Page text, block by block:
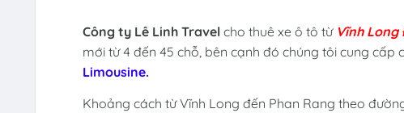
Công ty Lê Linh Travelcho thuê xe ô tô từ Vĩnh Long
mới từ 4 đến 45 chỗ, bên cạnh đó chúng tôi cung cấp
Limousine.
Khoảng cách từ Vĩnh Long đến Phan Rang theo